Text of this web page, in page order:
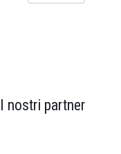
I nostri partner